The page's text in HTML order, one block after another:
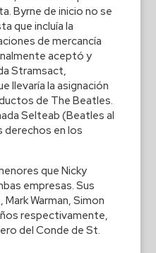
Byrne de inicio no se
que incluía la
de mercancía
aceptó y
Stramsact,
llevaría la asignación
de The Beatles.
Selteab (Beatles al
derechos en los
que Nicky
empresas. Sus
Warman, Simon
respectivamente,
del Conde de St.